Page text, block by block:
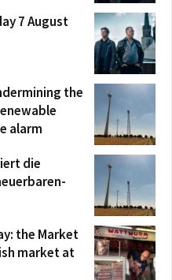
7 August
the
alarm
die
the Market
market at